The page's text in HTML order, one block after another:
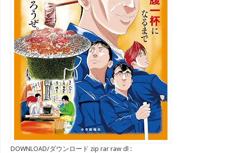
DOWNLOAD/ダウンロード zip rar raw dl :